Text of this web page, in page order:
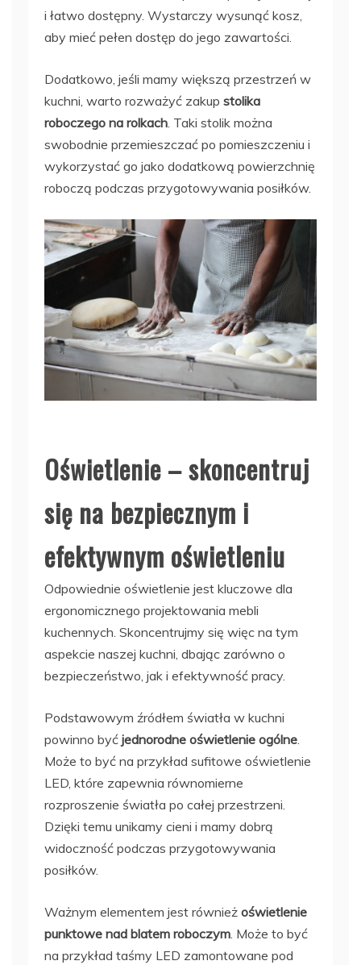
i łatwo dostępny. Wystarczy wysunąć kosz,
aby mieć pełen dostęp do jego zawartości.
Dodatkowo, jeśli mamy większą przestrzeń w
kuchni, warto rozważyć zakup stolika
roboczego na rolkach . Taki stolik można
swobodnie przemieszczać po pomieszczeniu i
wykorzystać go jako dodatkową powierzchnię
roboczą podczas przygotowywania posiłków.
Oświetlenie – skoncentruj
się na bezpiecznym i
efektywnym oświetleniu
Odpowiednie oświetlenie jest kluczowe dla
ergonomicznego projektowania mebli
kuchennych. Skoncentrujmy się więc na tym
aspekcie naszej kuchni, dbając zarówno o
bezpieczeństwo, jak i efektywność pracy.
Podstawowym źródłem światła w kuchni
powinno być jednorodne oświetlenie ogólne.
Może to być na przykład sufitowe oświetlenie
LED, które zapewnia równomierne
rozproszenie światła po całej przestrzeni.
Dzięki temu unikamy cieni i mamy dobrą
widoczność podczas przygotowywania
posiłków.
Ważnym elementem jest również oświetlenie
punktowe nad blatem roboczym. Może to być
na przykład taśmy LED zamontowane pod